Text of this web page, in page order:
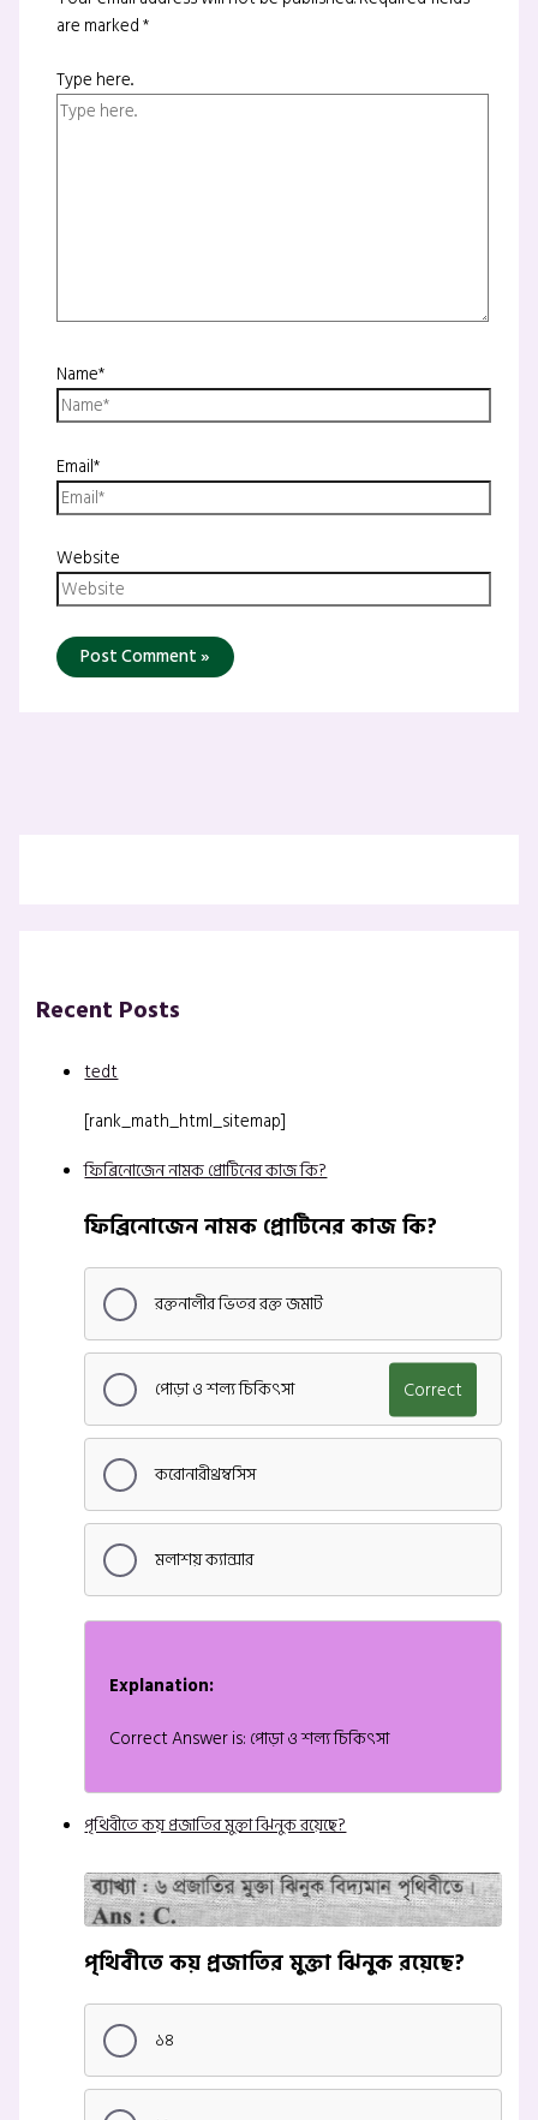
are marked*
Type here..
Name*
Email*
Website
Recent Posts
tedt
[rank_math_html_sitemap]
ফিব্রিনোজেন নামক প্রোটিনের কাজ কি?
ফিব্রিনোজেন নামক প্রোটিনের কাজ কি?
রক্তনালীর ভিতর রক্ত জমাট
পোড়া ও শল্য চিকিৎসা Correct
করোনারীথ্রম্বসিস
মলাশয় ক্যান্সার
Explanation:
Correct Answer is: পোড়া ও শল্য চিকিৎসা
পৃথিবীতে কয় প্রজাতির মুক্তা ঝিনুক রয়েছে?
পৃথিবীতে কয় প্রজাতির মুক্তা ঝিনুক রয়েছে?
১৪